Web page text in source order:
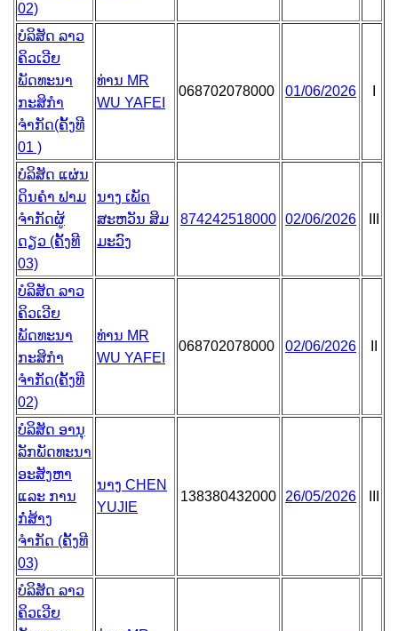
02)
ບໍລິສັດ ລາວ
ຄິວເວີຍ
ພັດທະນາ
ກະສິກຳ
ຈຳກັດ(ຄັ້ງທີ
01 )
ທ່ານ MR
WU YAFEI
068702078000 01/06/2026
ບໍລິສັດ ແຜ່ນ
ດິນຄໍາ ຟາມ
ຈຳກັດຜູ້
ດຽວ (ຄັ້ງທີ
03)
ນາງ ເພັດ
ສະຫວັນ ສິມ
ມະວົງ
874242518000 02/06/2026
ບໍລິສັດ ລາວ
ຄິວເວີຍ
ພັດທະນາ
ກະສິກຳ
ຈຳກັດ(ຄັ້ງທີ
02)
ທ່ານ MR
WU YAFEI
068702078000 02/06/2026
ບໍລິສັດ ອານຸ
ລັກພັດທະນາ
ອະສັງຫາ
ແລະ ການ
ກໍ່ສ້າງ
ຈຳກັດ (ຄັ້ງທີ
03)
ນາງ CHEN
YUJIE
138380432000 26/05/2026
ບໍລິສັດ ລາວ
ຄິວເວີຍ